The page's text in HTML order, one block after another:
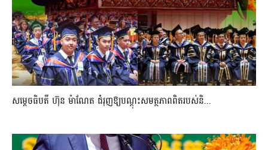
សម្តេចធិបតី ហ៊ុន ម៉ាណែត ជំរុញឱ្យបណ្តុះសមត្ថភាពពិតរបស់និ...